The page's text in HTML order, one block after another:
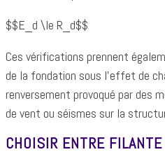
$$E_d \le R_d$$
Ces vérifications prennent
de la fondation sous l'effet de
renversement provoqué par des
de vent ou séismes sur la
CHOISIR ENTRE